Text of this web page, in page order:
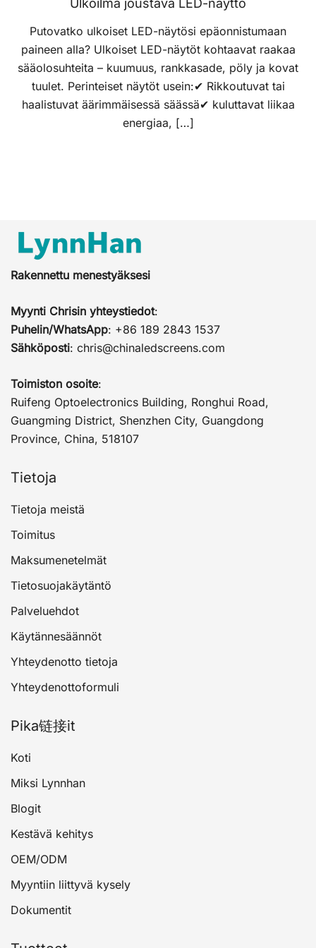
Ulkoilma joustava LED-näyttö
Putovatko ulkoiset LED-näytösi epäonnistumaan
paineen alla? Ulkoiset LED-näytöt kohtaavat raakaa
sääolosuhteita – kuumuus, rankkasade, pöly ja kovat
tuulet. Perinteiset näytöt usein:✔ Rikkoutuvat tai
haalistuvat äärimmäisessä säässä✔ kuluttavat liikaa
energiaa, […]
Rakennettu menestyäksesi
Myynti Chrisin yhteystiedot:
Puhelin/WhatsApp: +86 189 2843 1537
Sähköposti: chris@chinaledscreens.com
Toimiston osoite:
Ruifeng Optoelectronics Building, Ronghui Road,
Guangming District, Shenzhen City, Guangdong
Province, China, 518107
Tietoja
Tietoja meistä
Toimitus
Maksumenetelmät
Tietosuojakäytäntö
Palveluehdot
Käytännesäännöt
Yhteydenotto tietoja
Yhteydenottoformuli
Pika链接it
Koti
Miksi Lynnhan
Blogit
Kestävä kehitys
OEM/ODM
Myyntiin liittyvä kysely
Dokumentit